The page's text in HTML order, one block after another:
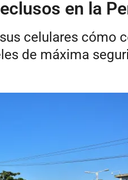
en la
celulares cómo
de máxima